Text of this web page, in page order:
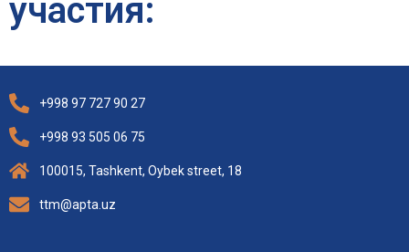
участия:
+998 97 727 90 27
+998 93 505 06 75
100015, Tashkent, Oybek street, 18
ttm@apta.uz